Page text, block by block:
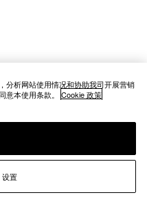
分析网站使用情况和协助我司开展营销
意本使用条款。 Cookie 政策
置